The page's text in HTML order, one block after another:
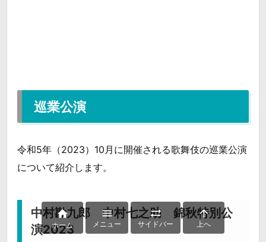
巡業公演
令和5年（2023）10月に開催される歌舞伎の巡業公演
について紹介します。
中村勘九郎 中村七之助 錦秋特別公
演2023

ホーム

メニュー

サイドバー

上へ